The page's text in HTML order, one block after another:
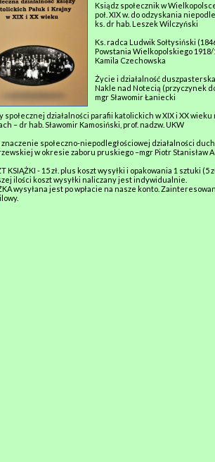
Ksiądz społecznik w
poł. XIX w. do odzyskania
ks. dr hab. Leszek Wilczyński
Ks. radca Ludwik Sołtysiński
Powstania Wielkopolskiego
Kamila Czechowska
Życie i działalność
Nakle nad Notecią (przyczynek
mgr Sławomir Łaniecki
społecznej działalności parafii katolickich w XIX i XX
– dr hab. Sławomir Kamosiński, prof. nadzw. UKW
znaczenie społeczno-niepodległościowej działalności
w okresie zaboru pruskiego –mgr Piotr Stanisław
KSIĄŻKI - 15 zł. plus koszt wysyłki i opakowania 1 sztuki (5
ilości koszt wysyłki naliczany jest indywidualnie.
wysyłana jest po wpłacie na nasze konto.